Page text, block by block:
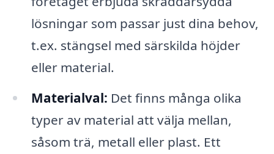
lösningar som passar just dina behov,
t.ex. stängsel med särskilda höjder
eller material.
Materialval: Det finns många olika
typer av material att välja mellan,
såsom trä, metall eller plast. Ett